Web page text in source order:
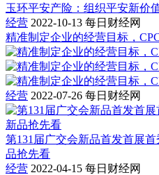
玉环平安产险：组织平安新价
经营 2022-10-13 每日财经网
精准制定企业的经营目标，
经营 2022-07-26 每日财经网
第131届广交会新品首发首展
品抢先看
经营 2022-04-15 每日财经网